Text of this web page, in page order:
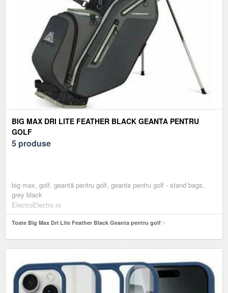
BIG MAX DRI LITE FEATHER BLACK GEANTA PENTRU
GOLF
5 produse
big max, golf, geantă pentru golf, geanta pentru golf - stand bags,
grey black
ElectroElectro.ro
Toate Big Max Dri Lite Feather Black Geanta pentru golf